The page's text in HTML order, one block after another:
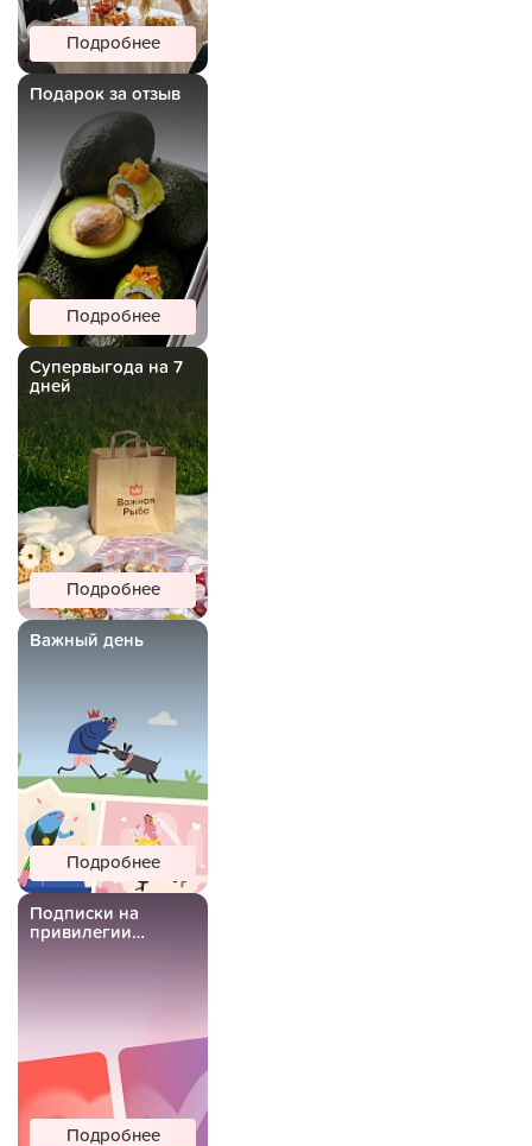
Подробнее
Подарок за отзыв
Подробнее
Супервыгода на 7
дней
Подробнее
Важный день
Подробнее
Подписки на
привилегии
Подробнее